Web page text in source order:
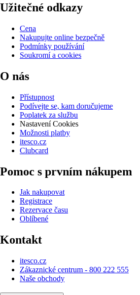
Užitečné odkazy
Cena
Nakupujte online bezpečně
Podmínky používání
Soukromí a cookies
O nás
Přístupnost
Podívejte se, kam doručujeme
Poplatek za službu
Nastavení Cookies
Možnosti platby
itesco.cz
Clubcard
Pomoc s prvním nákupem
Jak nakupovat
Registrace
Rezervace času
Oblíbené
Kontakt
itesco.cz
Zákaznické centrum - 800 222 555
Naše obchody